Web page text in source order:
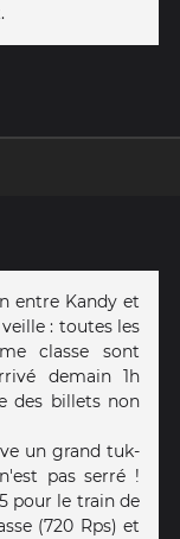
entre Kandy et
: toutes les
classe sont
demain 1h
des billets non
un grand tuk-
pas serré !
pour le train de
(720 Rps) et